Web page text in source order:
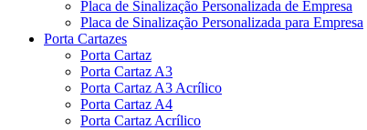
Placa de Sinalização Personalizada de Empresa
Placa de Sinalização Personalizada para Empresa
Porta Cartazes
Porta Cartaz
Porta Cartaz A3
Porta Cartaz A3 Acrílico
Porta Cartaz A4
Porta Cartaz Acrílico